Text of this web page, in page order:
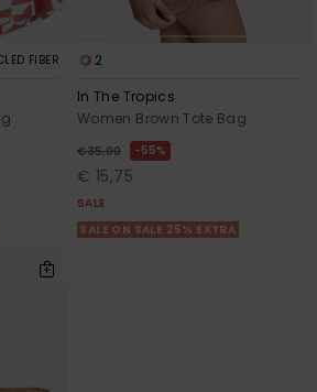
FIBER
2
In The Tropics
Women Brown Tote Bag
€ 35,00 55%
€ 15,75
SALE
SALE ON SALE 25% EXTRA